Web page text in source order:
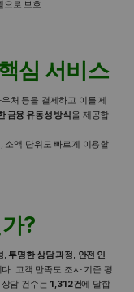
로 보호
심 서비스
처 등을 결제하고 이를 제
금융 유동성 방식을 제공합
소액 단위도 빠르게 이용할
?
, 투명한 상담 과정, 안전 인
. 고객 만족도 조사 기준 평
담 건수는 1,312건에 달합